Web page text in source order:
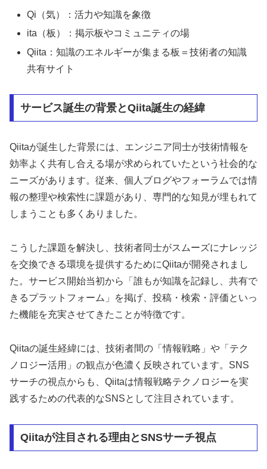
Qi（気）：活力や知識を象徴
ita（板）：掲示板やコミュニティの場
Qiita：知識のエネルギーが集まる板＝技術者の知識
共有サイト
サービス誕生の背景とQiita誕生の経緯
Qiitaが誕生した背景には、エンジニア同士が技術情報を
効率よく共有し合える場が求められていたという社会的な
ニーズがあります。従来、個人ブログやフォーラムでは情
報の整理や検索性に課題があり、専門的な知見が埋もれて
しまうことも多くありました。
こうした課題を解決し、技術者同士がスムーズにナレッジ
を交換できる環境を提供するためにQiitaが開発されまし
た。サービス開始当初から「誰もが知識を記録し、共有で
きるプラットフォーム」を掲げ、投稿・検索・評価といっ
た機能を充実させてきたことが特徴です。
Qiitaの誕生経緯には、技術者間の「情報戦略」や「テク
ノロジー活用」の観点が色濃く反映されています。SNS
サーチの視点からも、Qiitaは情報戦略テクノロジーを実
践するための代表的なSNSとして注目されています。
Qiitaが注目される理由とSNSサーチ視点